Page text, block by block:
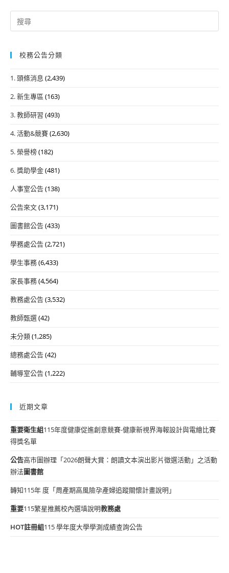
Search
for:
校務公告分類
1. 頭條消息 (2,439)
2. 新生專區 (163)
3. 教師研習 (493)
4. 活動&競賽(2,630)
5. 榮譽榜(182)
6. 獎助學金(481)
人事室公告(138)
公告來文(3,171)
圖書館公告(433)
學務處公告(2,721)
學生事務(6,433)
家長事務(4,564)
教務處公告(3,532)
教師甄選(42)
未分類(1,285)
總務處公告(42)
輔導室公告(1,222)
近期文章
重要衛生組115年度健康促進創意競賽-健康新視界海報設計與電繪比賽
得獎名單
公告高市圖辦理「2026朗聲大賞：朗讀文本演出影片徵選活動」之活動
辦法圖書館
轉知115年 度「周產期高風險孕產婦追蹤關懷計畫說明」
重要115繁星推薦校內選填說明教務處
HOT註冊組115 學年度大學學測成績查詢公告